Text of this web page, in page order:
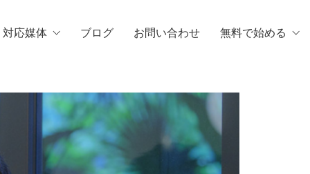
応媒体 ブログ お問い合わせ 無料で始める